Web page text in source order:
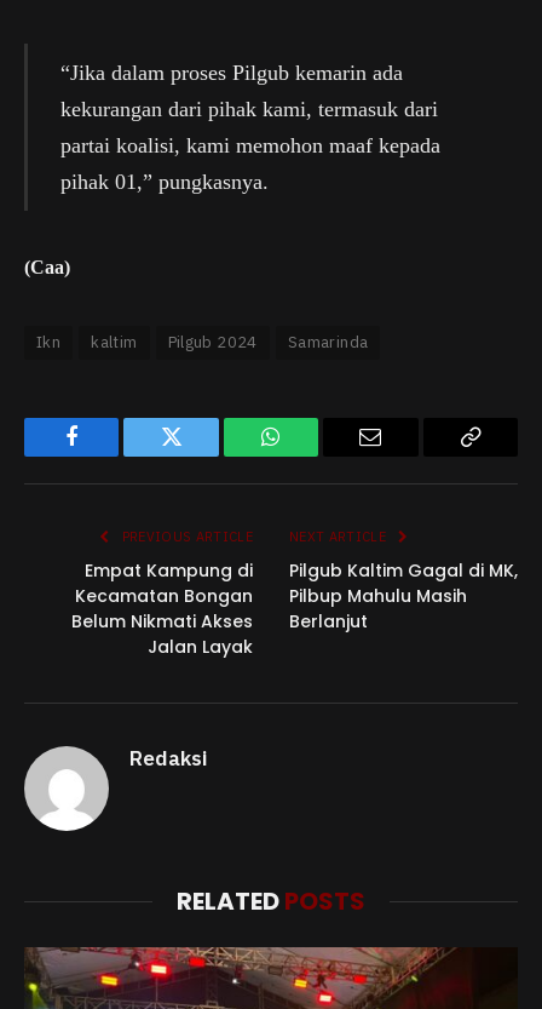
“Jika dalam proses Pilgub kemarin ada
kekurangan dari pihak kami, termasuk dari
partai koalisi, kami memohon maaf kepada
pihak 01,” pungkasnya.
(Caa)
Ikn kaltim Pilgub 2024 Samarinda
Facebook Twitter WhatsApp Email
Copy
PREVIOUS ARTICLE
Empat Kampung di
Kecamatan Bongan
Belum Nikmati Akses
Jalan Layak
NEXT ARTICLE
Pilgub Kaltim Gagal di MK,
Pilbup Mahulu Masih
Berlanjut
Redaksi
RELATEDPOSTS